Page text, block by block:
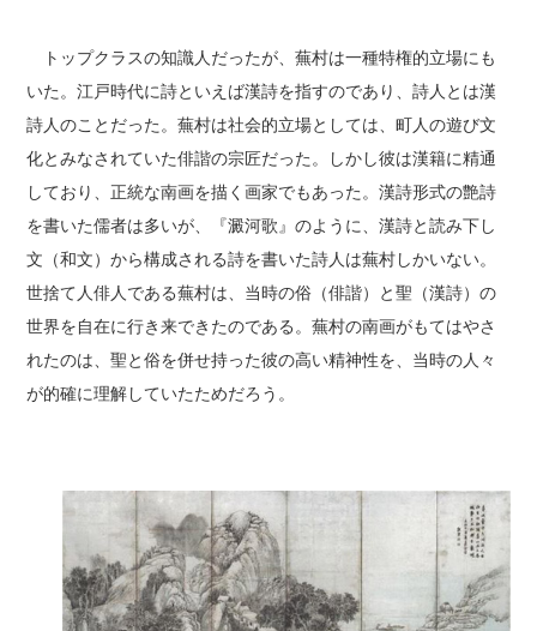
トップクラスの知識人だったが、蕪村は一種特権的立場にも
いた。江戸時代に詩といえば漢詩を指すのであり、詩人とは漢
詩人のことだった。蕪村は社会的立場としては、町人の遊び文
化とみなされていた俳諧の宗匠だった。しかし彼は漢籍に精通
しており、正統な南画を描く画家でもあった。漢詩形式の艶詩
を書いた儒者は多いが、『澱河歌』のように、漢詩と読み下し
文（和文）から構成される詩を書いた詩人は蕪村しかいない。
世捨て人俳人である蕪村は、当時の俗（俳諧）と聖（漢詩）の
世界を自在に行き来できたのである。蕪村の南画がもてはやさ
れたのは、聖と俗を併せ持った彼の高い精神性を、当時の人々
が的確に理解していたためだろう。